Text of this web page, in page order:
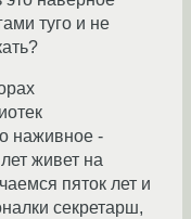
туго и не
наживное -
живет на
пяток лет и
секретарш,